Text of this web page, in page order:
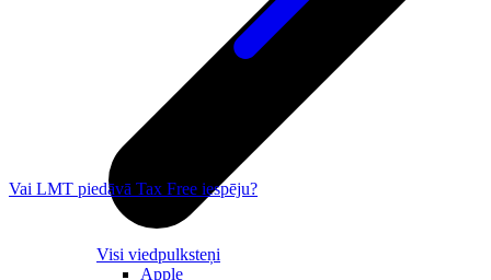
Visi viedpulksteņi
Apple
Vai LMT piedāvā Tax Free iespēju?